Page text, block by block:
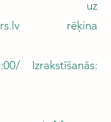
uz
rēķina
Izrakstīšanās: